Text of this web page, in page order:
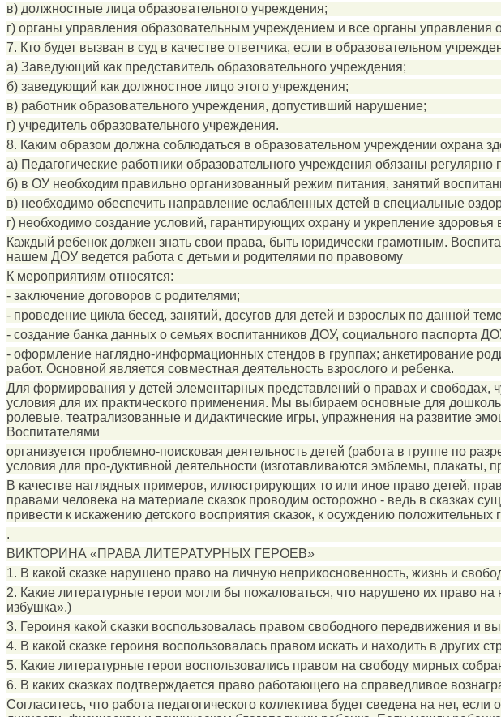
в) должностные лица образовательного учреждения;
г) органы управления образовательным учреждением и все органы управления
7. Кто будет вызван в суд в качестве ответчика, если в образовательном
а) Заведующий как представитель образовательного учреждения;
б) заведующий как должностное лицо этого учреждения;
в) работник образовательного учреждения, допустивший нарушение;
г) учредитель образовательного учреждения.
8. Каким образом должна соблюдаться в образовательном учреждении охрана
а) Педагогические работники образовательного учреждения обязаны
б) в ОУ необходим правильно организованный режим питания, занятий
в) необходимо обеспечить направление ослабленных детей в специальные
г) необходимо создание условий, гарантирующих охрану и укрепление здоровья
Каждый ребенок должен знать свои права, быть юридически грамотным.
нашем ДОУ ведется работа с детьми и родителями по правовому
К мероприятиям относятся:
- заключение договоров с родителями;
- проведение цикла бесед, занятий, досугов для детей и взрослых по данной
- создание банка данных о семьях воспитанников ДОУ, социального паспорта
- оформление наглядно-информационных стендов в группах; анкетирование
работ. Основной является совместная деятельность взрослого и ребенка.
Для формирования у детей элементарных представлений о правах и свободах,
условия для их практического применения. Мы выбираем основные для
ролевые, театрализованные и дидактические игры, упражнения на развитие
Воспитателями
организуется проблемно-поисковая деятельность детей (работа в группе по
условия для про-дуктивной деятельности (изготавливаются эмблемы, плакаты,
В качестве наглядных примеров, иллюстрирующих то или иное право детей,
правами человека на материале сказок проводим осторожно - ведь в сказках
привести к искажению детского восприятия сказок, к осуждению
.
ВИКТОРИНА «ПРАВА ЛИТЕРАТУРНЫХ ГЕРОЕВ»
1. В какой сказке нарушено право на личную неприкосновенность, жизнь и
2. Какие литературные герои могли бы пожаловаться, что нарушено их право
избушка».)
3. Героиня какой сказки воспользовалась правом свободного передвижения и
4. В какой сказке героиня воспользовалась правом искать и находить в
5. Какие литературные герои воспользовались правом на свободу мирных
6. В каких сказках подтверждается право работающего на справедливое
Согласитесь, что работа педагогического коллектива будет сведена на нет,